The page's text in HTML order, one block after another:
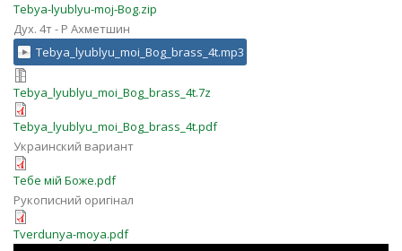
Tebya-lyublyu-moj-Bog.zip
Дух. 4т - Р Ахметшин
Tebya_lyublyu_moi_Bog_brass_4t.mp3
Tebya_lyublyu_moi_Bog_brass_4t.7z
Tebya_lyublyu_moi_Bog_brass_4t.pdf
Украинский вариант
Тебе мій Боже.pdf
Рукописний оригінал
Tverdunya-moya.pdf